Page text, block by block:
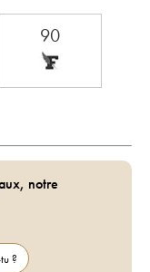
90
notre
?